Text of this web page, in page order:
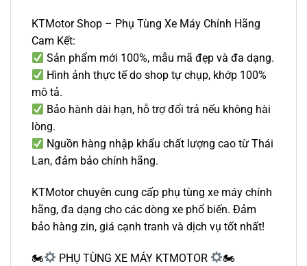
KTMotor Shop – Phụ Tùng Xe Máy Chính Hãng
Cam Kết:
Sản phẩm mới 100%, mẫu mã đẹp và đa dạng.
Hình ảnh thực tế do shop tự chụp, khớp 100%
mô tả.
Bảo hành dài hạn, hỗ trợ đổi trả nếu không hài
lòng.
Nguồn hàng nhập khẩu chất lượng cao từ Thái
Lan, đảm bảo chính hãng.
KTMotor chuyên cung cấp phụ tùng xe máy chính
hãng, đa dạng cho các dòng xe phổ biến. Đảm
bảo hàng zin, giá cạnh tranh và dịch vụ tốt nhất!
🏍 PHỤ TÙNG XE MÁY KTMOTOR
🏍